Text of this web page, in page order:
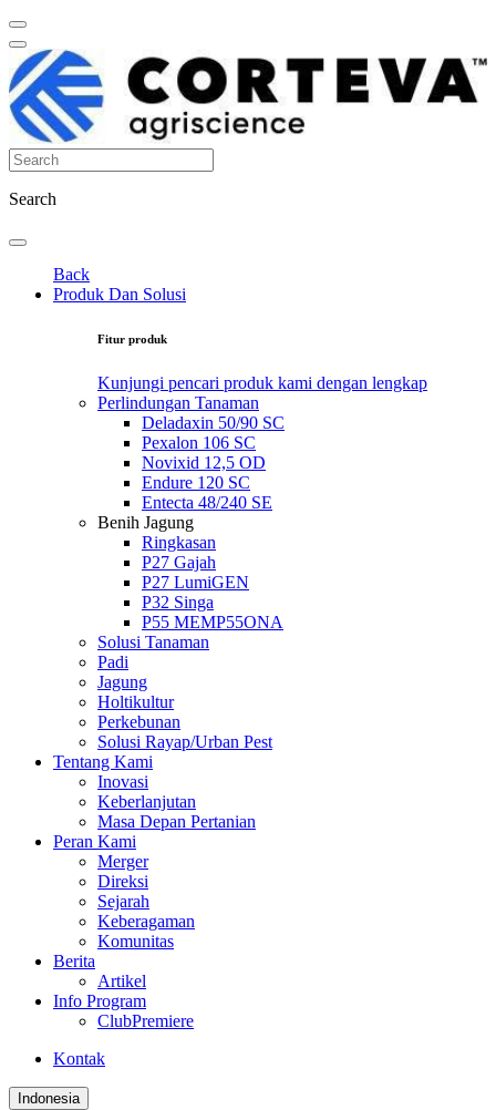
Search
Back
Produk Dan Solusi
Fitur produk
Kunjungi pencari produk kami dengan lengkap
Perlindungan Tanaman
Deladaxin 50/90 SC
Pexalon 106 SC
Novixid 12,5 OD
Endure 120 SC
Entecta 48/240 SE
Benih Jagung
Ringkasan
P27 Gajah
P27 LumiGEN
P32 Singa
P55 MEMP55ONA
Solusi Tanaman
Padi
Jagung
Holtikultur
Perkebunan
Solusi Rayap/Urban Pest
Tentang Kami
Inovasi
Keberlanjutan
Masa Depan Pertanian
Peran Kami
Merger
Direksi
Sejarah
Keberagaman
Komunitas
Berita
Artikel
Info Program
ClubPremiere
Kontak
Indonesia